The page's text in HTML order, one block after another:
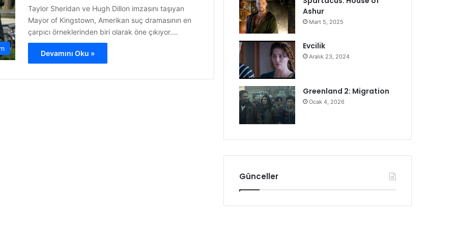
Taylor Sheridan ve Hugh Dillon imzasını taşıyan
Mayor of Kingstown, Amerikan suç dramasının en
çarpıcı örneklerinden biri olarak öne çıkıyor.…
Devamını Oku »
Ashur
Mart 5, 2025
Evcilik
Aralık 23, 2024
Greenland 2: Migration
Ocak 4, 2026
Günceller